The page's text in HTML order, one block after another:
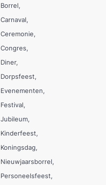
Borrel
Carnaval
Ceremonie
Congres
Diner
Dorpsfeest
Evenementen
Festival
Jubileum
Kinderfeest
Koningsdag
Nieuwjaarsborrel
Personeelsfeest